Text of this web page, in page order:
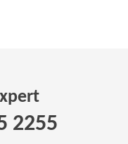
2255